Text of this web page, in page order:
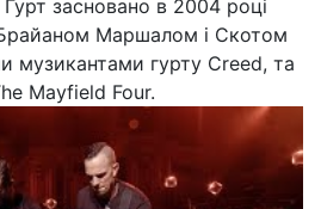
засновано в 2004 році
Маршалом і Скотом
музикантами гурту Creed, та
Mayfield Four.